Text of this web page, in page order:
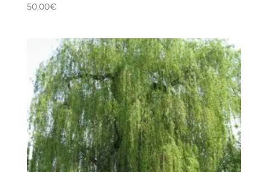
50,00€